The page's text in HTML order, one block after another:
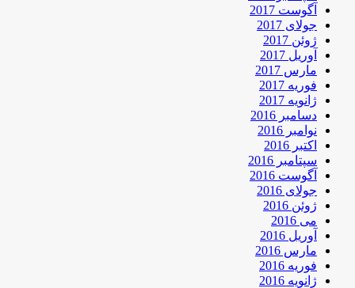
آگوست 2017
جولای 2017
ژوئن 2017
آوریل 2017
مارس 2017
فوریه 2017
ژانویه 2017
دسامبر 2016
نوامبر 2016
اکتبر 2016
سپتامبر 2016
آگوست 2016
جولای 2016
ژوئن 2016
می 2016
آوریل 2016
مارس 2016
فوریه 2016
ژانویه 2016